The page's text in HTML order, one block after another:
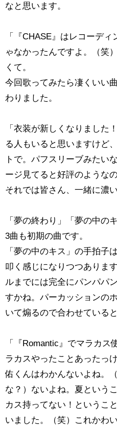
なと思います。
「『CHASE』はレコーデ
ゃなかったんですよ。（笑
くて。
今回歌ってみたら凄くいい
わりました。
「衣装が新しくなりました
る人もいると思いますけど
トで。パフスリーブみたい
ージ見てると好評のような
それでは皆さん、一緒に濃
「夢の終わり」「夢の中の
3曲も初期の曲です。
「夢の中のキス」の手拍子
叩く感じになりつつありま
ルまでには完全にパンパパ
すかね。パーカッションの
いて煽るので合わせている
「『Romantic』でマラカ
ラカスやったことあったっ
佑くんはわかんないよね。
な？）ないよね。夏という
カス持ってない！というこ
いました。（笑）これかわ